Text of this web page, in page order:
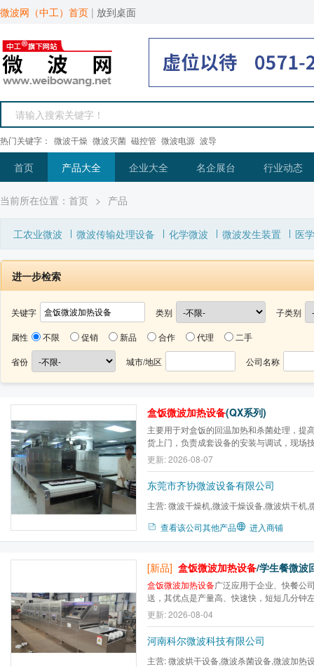
微波网（中工）首页 | 放到桌面
热门关键字： 微波干燥 微波灭菌 磁控管 微波电源 波导
首页 产品大全 企业大全 名企展台 行业动态
当前所在位置： 首页 > 产品
工农业微波 微波传输处理设备 化学微波 微波发生装置 医
进一步检索
关键字 类别 子类别
属性 不限 促销 新品 合作 代理 二手
省份 城市/地区 公司名称
盒饭微波加热设备(QX系列)
主要用于对盒饭的回温加热和杀菌处理，提
货上门，负责成套设备的安装与调试，现场
操作、检修的培训。产品保修壹年和终身技
更新: 2026-08-07
东莞市齐协微波设备有限公司
主营:微波干燥机,微波干燥设备,微波烘干机,
查看该公司其他产品 进入商铺
[新品] 盒饭微波加热设备/学生餐微波回温
盒饭微波加热设备广泛应用于企业、快餐公
送，其优点是产量高、快速快，短短几分钟
求。
更新: 2026-08-04
河南科尔微波科技有限公司
主营:微波烘干设备,微波杀菌设备,微波加热